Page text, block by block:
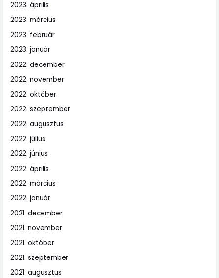
2023. április
2023. március
2023. február
2023. január
2022. december
2022. november
2022. október
2022. szeptember
2022. augusztus
2022. július
2022. június
2022. április
2022. március
2022. január
2021. december
2021. november
2021. október
2021. szeptember
2021. augusztus